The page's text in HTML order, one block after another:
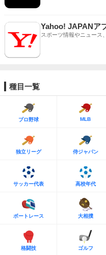
Yahoo! JAPANア
スポーツ情報やニュース
種目一覧
プロ野球 MLB
独立リーグ 侍ジャパン
サッカー代表 高校年代
ボートレース 大相撲
格闘技 ゴルフ